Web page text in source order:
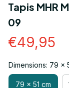
Tapis MHR
09
€49,95
Dimensions: 79 x
79 x 51 cm